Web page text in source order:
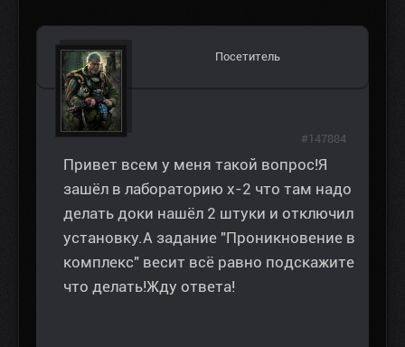
Посетитель
Привет всем у меня такой вопрос!Я
зашёл в лабораторию х-2 что там надо
делать доки нашёл 2 штуки и отключил
установку.А задание "Проникновение в
комплекс" весит всё равно подскажите
что делать!Жду ответа!
#147884